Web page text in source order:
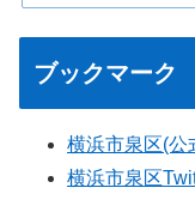
ブックマーク
横浜市泉区(公
横浜市泉区